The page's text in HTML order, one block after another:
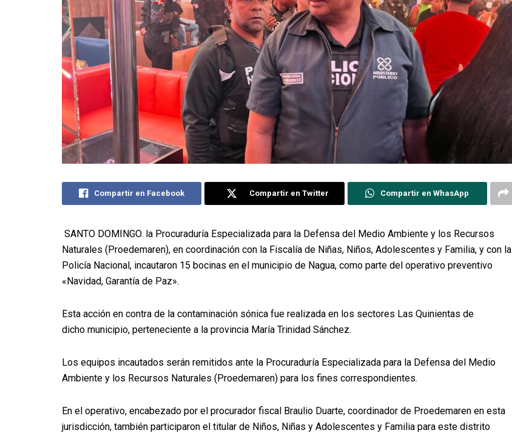
Compartir en Facebook Compartir en Twitter Compartir en WhasApp
SANTO DOMINGO. la Procuraduría Especializada para la Defensa del Medio Ambiente y los Recursos
Naturales (Proedemaren), en coordinación con la Fiscalía de Niñas, Niños, Adolescentes y Familia, y con la
Policía Nacional, incautaron 15 bocinas en el municipio de Nagua, como parte del operativo preventivo
«Navidad, Garantía de Paz».
Esta acción en contra de la contaminación sónica fue realizada en los sectores Las Quinientas de
dicho municipio, perteneciente a la provincia María Trinidad Sánchez.
Los equipos incautados serán remitidos ante la Procuraduría Especializada para la Defensa del Medio
Ambiente y los Recursos Naturales (Proedemaren) para los fines correspondientes.
En el operativo, encabezado por el procurador fiscal Braulio Duarte, coordinador de Proedemaren en esta
jurisdicción, también participaron el titular de Niños, Niñas y Adolescentes y Familia para este distrito